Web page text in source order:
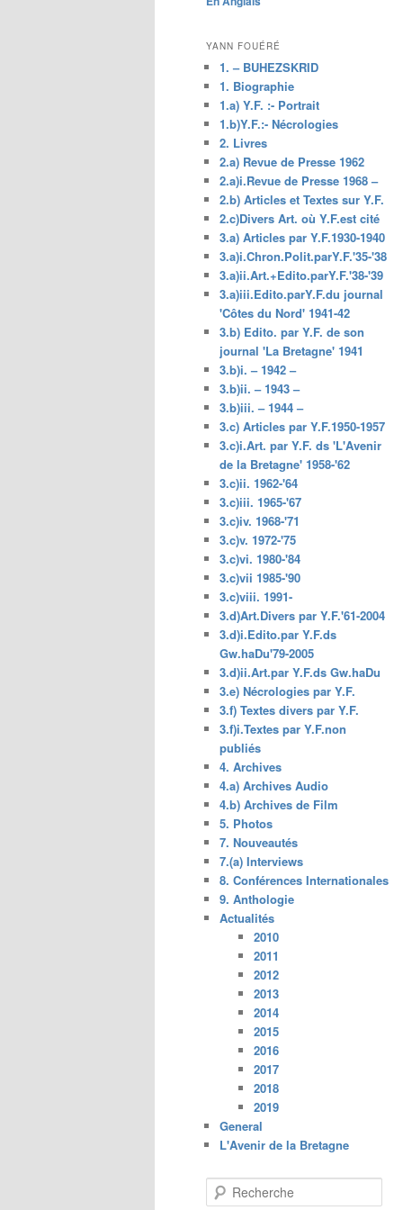
principal
YANN FOUÉRÉ
1. – BUHEZSKRID
1. Biographie
1.a) Y.F. :- Portrait
1.b)Y.F.:- Nécrologies
2. Livres
2.a) Revue de Presse 1962
2.a)i.Revue de Presse 1968 –
2.b) Articles et Textes sur Y.F.
2.c)Divers Art. où Y.F.est cité
3.a) Articles par Y.F.1930-1940
3.a)i.Chron.Polit.parY.F.'35-'38
3.a)ii.Art.+Edito.parY.F.'38-'39
3.a)iii.Edito.parY.F.du journal
'Côtes du Nord' 1941-42
3.b) Edito. par Y.F. de son
journal 'La Bretagne' 1941
3.b)i. – 1942 –
3.b)ii. – 1943 –
3.b)iii. – 1944 –
3.c) Articles par Y.F.1950-1957
3.c)i.Art. par Y.F. ds 'L'Avenir
de la Bretagne' 1958-'62
3.c)ii. 1962-'64
3.c)iii. 1965-'67
3.c)iv. 1968-'71
3.c)v. 1972-'75
3.c)vi. 1980-'84
3.c)vii 1985-'90
3.c)viii. 1991-
3.d)Art.Divers par Y.F.'61-2004
3.d)i.Edito.par Y.F.ds
Gw.haDu'79-2005
3.d)ii.Art.par Y.F.ds Gw.haDu
3.e) Nécrologies par Y.F.
3.f) Textes divers par Y.F.
3.f)i.Textes par Y.F.non
publiés
4. Archives
4.a) Archives Audio
4.b) Archives de Film
5. Photos
7. Nouveautés
7.(a) Interviews
8. Conférences Internationales
9. Anthologie
Actualités
2010
2011
2012
2013
2014
2015
2016
2017
2018
2019
General
L'Avenir de la Bretagne
e